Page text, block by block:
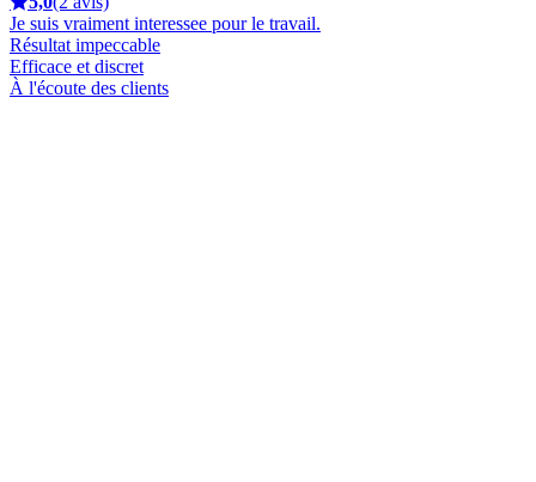
Je suis vraiment interessee pour le travail.
Résultat impeccable
Efficace et discret
À l'écoute des clients